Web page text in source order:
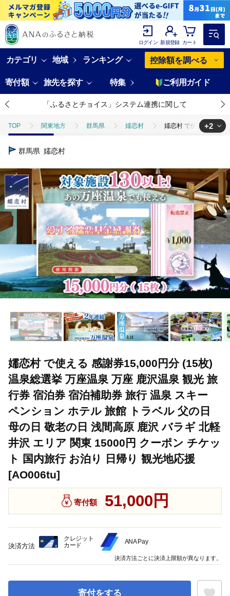
ログイン 新規登録 カート
カテゴリ 地域 ランキング 控除額を調べる
寄付額 旅先を探す 特集 ご利用ガイド
「ふるさとチョイス」システム連携に関して
TOP 関東地方 群馬県 嬬恋村 嬬恋村 で使える 感謝
TOP
+2
群馬県 嬬恋村
嬬恋村 で使える 感謝券15,000円分 (15枚)
温泉総選挙 万座温泉 万座 鹿沢温泉 観光 旅
行券 宿泊券 宿泊補助券 旅行 温泉 スキー
ペンション ホテル 旅館 トラベル 父の日
母の日 敬老の日 浅間高原 鹿沢 バラギ 北軽
井沢 エリア 関東 15000円 クーポン チケッ
ト 国内旅行 お泊り 日帰り 観光地応援
[AO006tu]
寄付額 51,000円
寄付をする
決済方法
クレジット
カード
ANA Pay
決済方法ごとに決済上限額が異なります。